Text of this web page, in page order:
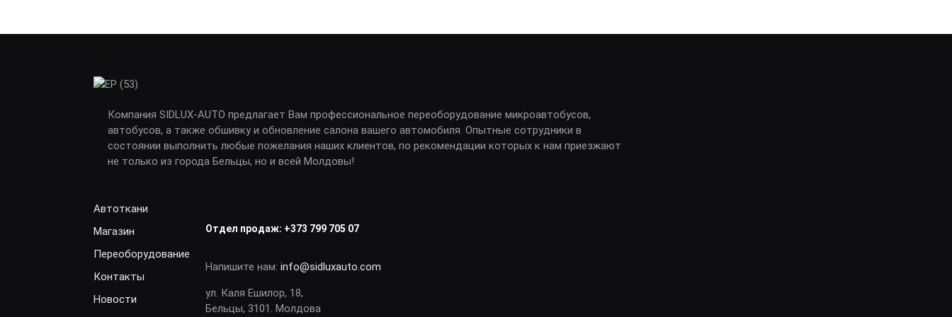
Компания SIDLUX-AUTO предлагает Вам профессиональное переоборудование микроавтобусов,
автобусов, а также обшивку и обновление салона вашего автомобиля. Опытные сотрудники в
состоянии выполнить любые пожелания наших клиентов, по рекомендации которых к нам приезжают
не только из города Бельцы, но и всей Молдовы!
Автоткани
Магазин
Переоборудование
Контакты
Новости
Отдел продаж: +373 799 705 07
Напишите нам:info@sidluxauto.com
ул. Каля Ешилор, 18,
Бельцы, 3101. Молдова